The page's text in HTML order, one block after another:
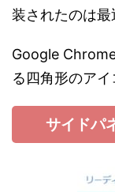
装されたのは最
Google
る四角形のアイ
サイドパ